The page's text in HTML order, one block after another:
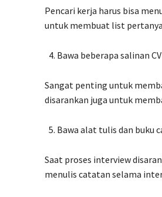
Pencari kerja harus bisa
untuk membuat list
Bawa beberapa salinan
Sangat penting untuk
disarankan juga untuk
Bawa alat tulis dan buku
Saat proses interview
menulis catatan selama